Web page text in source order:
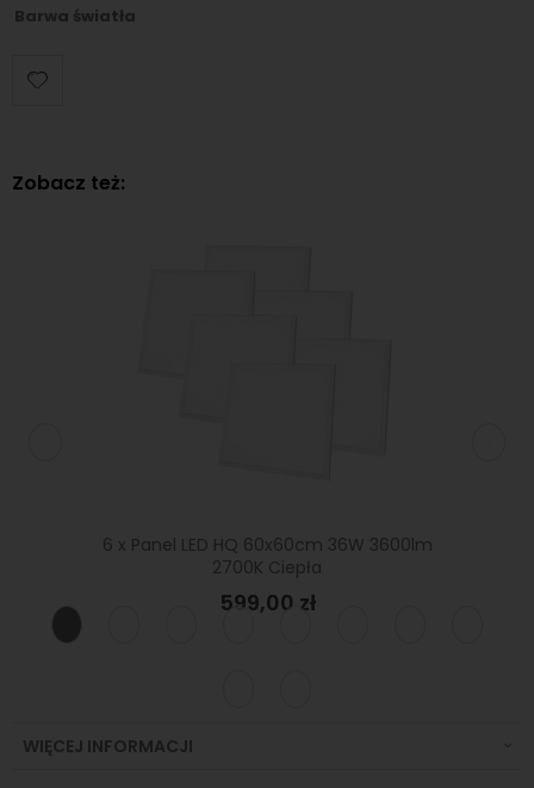
Barwa światła
Zobacz też:
6 x Panel LED HQ 60x60cm 36W 3600lm
2700K Ciepła
599,00 zł
WIĘCEJ INFORMACJI